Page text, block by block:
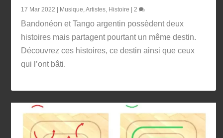
17 Mar 2022 | Musique ,Artistes Histoire | 2
Bandonéon et Tango argentin possèdent deux
histoires mais partagent pourtant un même destin.
Découvrez ces histoires, ce destin ainsi que ceux
qui l’ont bâti.